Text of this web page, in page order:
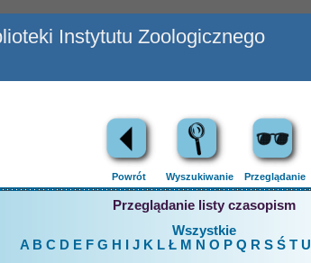
Instytutu Zoologicznego
Powrót Wyszukiwanie Przeglądanie
Przeglądanie listy czasopism
Wszystkie
A B C D EFG H J K L Ł M N O P Q R S Ś T U